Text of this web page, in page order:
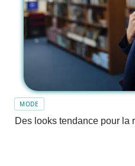
MODE
Des looks tendance pour la